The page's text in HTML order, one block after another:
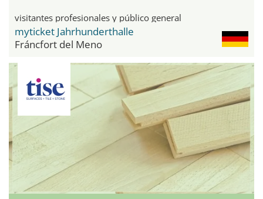
visitantes profesionales y público general
myticket Jahrhunderthalle
Fráncfort del Meno